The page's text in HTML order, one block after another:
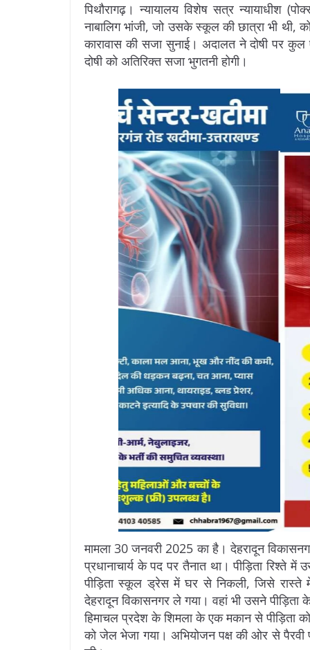
पिथौरागढ़। न्यायालय विशेष सत्र न्यायाधीश
नाबालिग भांजी, जो उसके स्कूल की छात्रा भी थी,
कारावास की सजा सुनाई। अदालत ने दोषी पर
दोषी को अतिरिक्त सजा भुगतनी होगी।
मामला 30 जनवरी 2025 का है। देहरादून
प्रधानाचार्य के पद पर तैनात था। पीड़िता रिश्ते
पीड़िता स्कूल ड्रेस में घर से निकली, जिसे
देहरादून विकासनगर ले गया। वहां भी उसने
हिमाचल प्रदेश के शिमला के एक मकान से पीड़िता
को जेल भेजा गया। अभियोजन पक्ष की ओर से पैरवी